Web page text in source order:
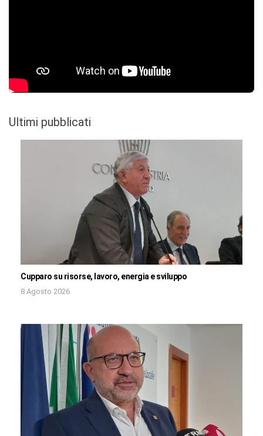
Ultimi pubblicati
Cupparo su risorse, lavoro, energia e sviluppo
8 Agosto 2026